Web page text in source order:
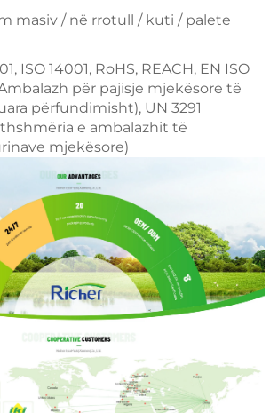
masiv / në rrotull / kuti / palete
ISO 14001, RoHS, REACH, EN ISO
për pajisje mjekësore të
përfundimisht), UN 3291
e ambalazhit të
mjekësore)